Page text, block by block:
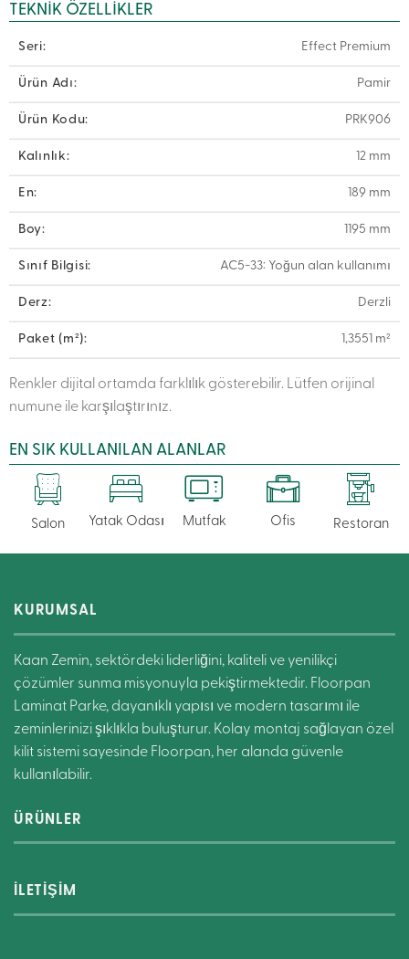
TEKNIK ÖZELLIKLER
Seri: Effect Premium
Ürün Adı: Pamir
Ürün Kodu: PRK906
Kalınlık: 12 mm
En: 189 mm
Boy: 1195 mm
Sınıf Bilgisi: AC5-33: Yoğun alan kullanımı
Derz: Derzli
Paket (m²): 1,3551 m²
Renkler dijital ortamda farklılık gösterebilir. Lütfen orijinal
numune ile karşılaştırınız.
EN SIK KULLANILAN ALANLAR
Salon Yatak Odası Mutfak Ofis Restoran
KURUMSAL
Kaan Zemin, sektördeki liderliğini, kaliteli ve yenilikçi
çözümler sunma misyonuyla pekiştirmektedir. Floorpan
Laminat Parke, dayanıklı yapısı ve modern tasarımı ile
zeminlerinizi şıklıkla buluşturur. Kolay montaj sağlayan özel
kilit sistemi sayesinde Floorpan, her alanda güvenle
kullanılabilir.
ÜRÜNLER
İLETİŞİM